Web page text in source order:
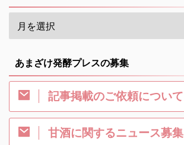
あまざけ発酵プレスの募集
記事掲載のご依頼について
甘酒に関するニュース募集